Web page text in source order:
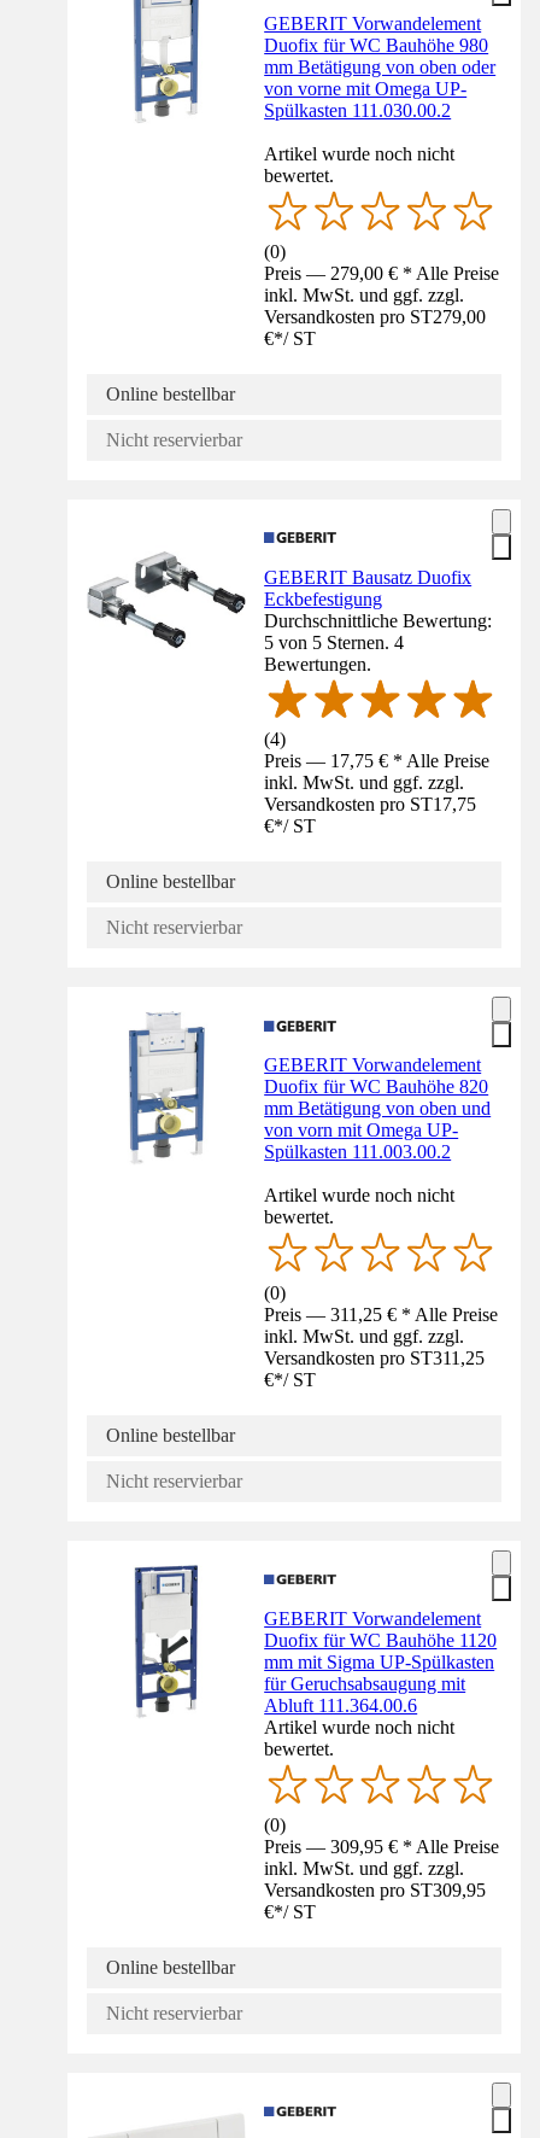
GEBERIT Vorwandelement
Duofix für WC Bauhöhe 980
mm Betätigung von oben oder
von vorne mit Omega UP-
Spülkasten 111.030.00.2
Artikel wurde noch nicht
bewertet.
(0)
Preis — 279,00 € * Alle Preise
inkl. MwSt. und ggf. zzgl.
Versandkosten pro ST279,00
€*/ ST
Online bestellbar
Nicht reservierbar
GEBERIT Bausatz Duofix
Eckbefestigung
Durchschnittliche Bewertung:
5 von 5 Sternen. 4
Bewertungen.
(4)
Preis — 17,75 € * Alle Preise
inkl. MwSt. und ggf. zzgl.
Versandkosten pro ST17,75
€*/ ST
Online bestellbar
Nicht reservierbar
GEBERIT Vorwandelement
Duofix für WC Bauhöhe 820
mm Betätigung von oben und
von vorn mit Omega UP-
Spülkasten 111.003.00.2
Artikel wurde noch nicht
bewertet.
(0)
Preis — 311,25 € * Alle Preise
inkl. MwSt. und ggf. zzgl.
Versandkosten pro ST311,25
€*/ ST
Online bestellbar
Nicht reservierbar
GEBERIT Vorwandelement
Duofix für WC Bauhöhe 1120
mm mit Sigma UP-Spülkasten
für Geruchsabsaugung mit
Abluft 111.364.00.6
Artikel wurde noch nicht
bewertet.
(0)
Preis — 309,95 € * Alle Preise
inkl. MwSt. und ggf. zzgl.
Versandkosten pro ST309,95
€*/ ST
Online bestellbar
Nicht reservierbar